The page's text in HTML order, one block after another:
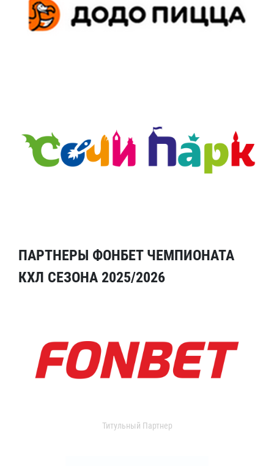
ПАРТНЕРЫ ФОНБЕТ ЧЕМПИОНАТА
КХЛ СЕЗОНА 2025/2026
Титульный Партнер